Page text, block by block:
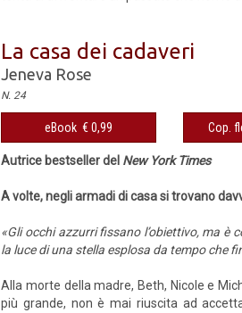
La casa dei cadaveri
Jeneva Rose
N. 24
eBook € 0,99 Cop.
Autrice bestseller del New York Times
A volte, negli armadi di casa si trovano
«Gli occhi azzurri fissano l’obiettivo, ma è
la luce di una stella esplosa da tempo che
Alla morte della madre, Beth, Nicole e
più grande, non è mai riuscita ad